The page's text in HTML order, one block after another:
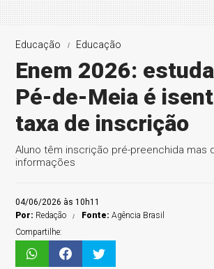
Educação Educação
Enem 2026:
Pé-de-Meia é
taxa de inscrição
Aluno têm inscrição pré-preenchida mas
informações
04/06/2026 às 10h11
Por: Redação Fonte:Agência Brasil
Compartilhe: